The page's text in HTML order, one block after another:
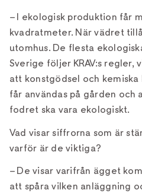
– I ekologisk produktion får
kvadratmeter. När vädret
utomhus. De flesta
Sverige följer KRAV:s regler,
att konstgödsel och
får användas på gården och
fodret ska vara ekologiskt.
Vad visar siffrorna som är
varför är de viktiga?
– De visar varifrån ägget
att spåra vilken anläggning